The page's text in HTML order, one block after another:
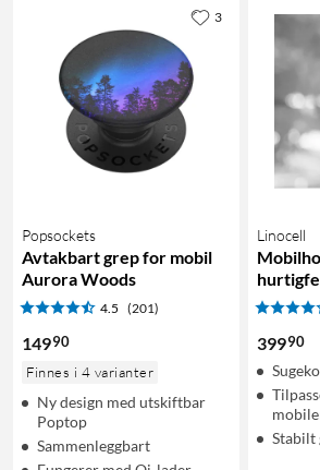
Popsockets
Avtakbart grep for mobil
Aurora Woods
4.5 (201)
14990
Finnes i 4 varianter
Ny design med utskiftbar
Poptop
Sammenleggbart
3
Linocell
39990
Stabilt